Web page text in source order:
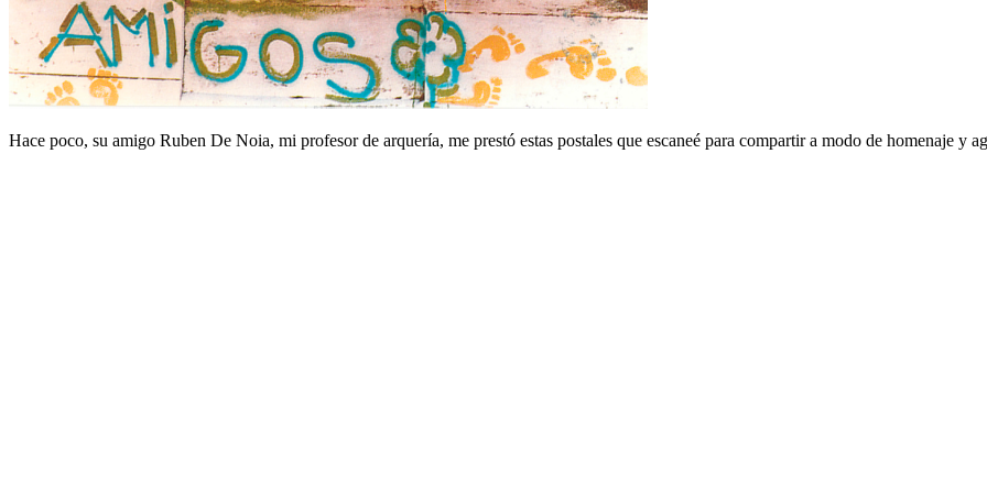
Hace poco, su amigo Ruben De Noia, mi profesor de arquería, me prestó estas postales que escaneé para compartir a modo de homenaje y